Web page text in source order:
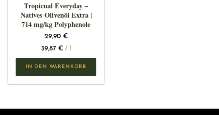
Tropicual Everyday –
Natives Olivenöl Extra |
714 mg/kg Polyphenole
29,90 €
39,87 €/
IN DEN WARENKORB